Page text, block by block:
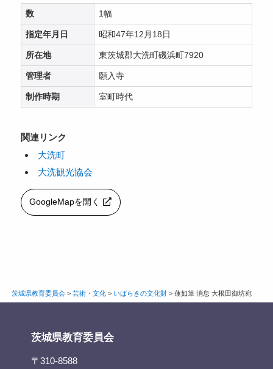
数 1幅
指定年月日 昭和47年12月18日
所在地 東茨城郡大洗町磯浜町7920
管理者 願入寺
制作時期 室町時代
関連リンク
大洗町
大洗観光協会
GoogleMapを開く
茨城県教育委員会> 芸術・文化> いばらきの文化財> 蓮如筆 消息 大根田御坊宛
茨城県教育委員会
〒310-8588